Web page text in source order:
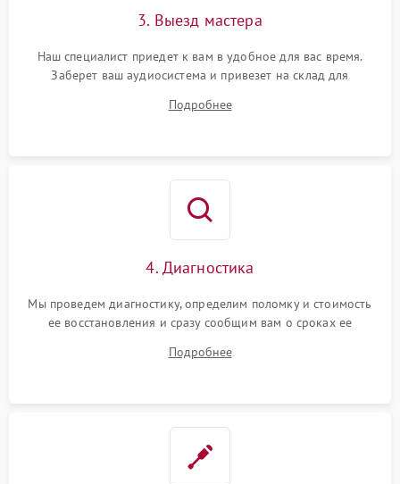
3. Выезд мастера
Наш специалист приедет к вам в удобное для вас время.
Заберет ваш аудиосистема и привезет на склад для
Подробнее
4. Диагностика
Мы проведем диагностику, определим поломку и стоимость
ее восстановления и сразу сообщим вам о сроках ее
Подробнее